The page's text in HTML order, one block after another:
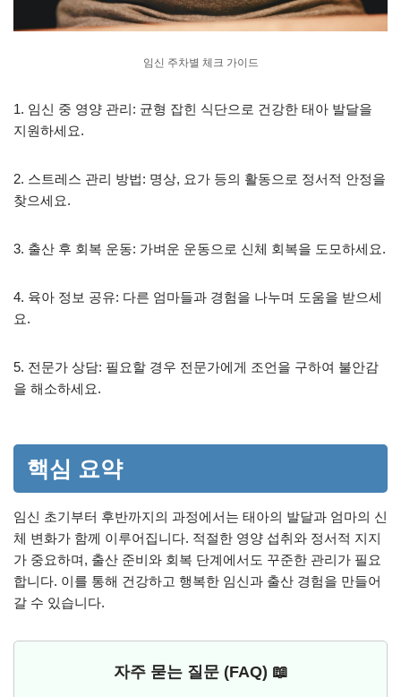
임신 주차별 체크 가이드
1. 임신 중 영양 관리: 균형 잡힌 식단으로 건강한 태아 발달을
지원하세요.
2. 스트레스 관리 방법: 명상, 요가 등의 활동으로 정서적 안정을
찾으세요.
3. 출산 후 회복 운동: 가벼운 운동으로 신체 회복을 도모하세요.
4. 육아 정보 공유: 다른 엄마들과 경험을 나누며 도움을 받으세
요.
5. 전문가 상담: 필요할 경우 전문가에게 조언을 구하여 불안감
을 해소하세요.
핵심 요약
임신 초기부터 후반까지의 과정에서는 태아의 발달과 엄마의 신
체 변화가 함께 이루어집니다. 적절한 영양 섭취와 정서적 지지
가 중요하며, 출산 준비와 회복 단계에서도 꾸준한 관리가 필요
합니다. 이를 통해 건강하고 행복한 임신과 출산 경험을 만들어
갈 수 있습니다.
자주 묻는 질문 (FAQ) 📖